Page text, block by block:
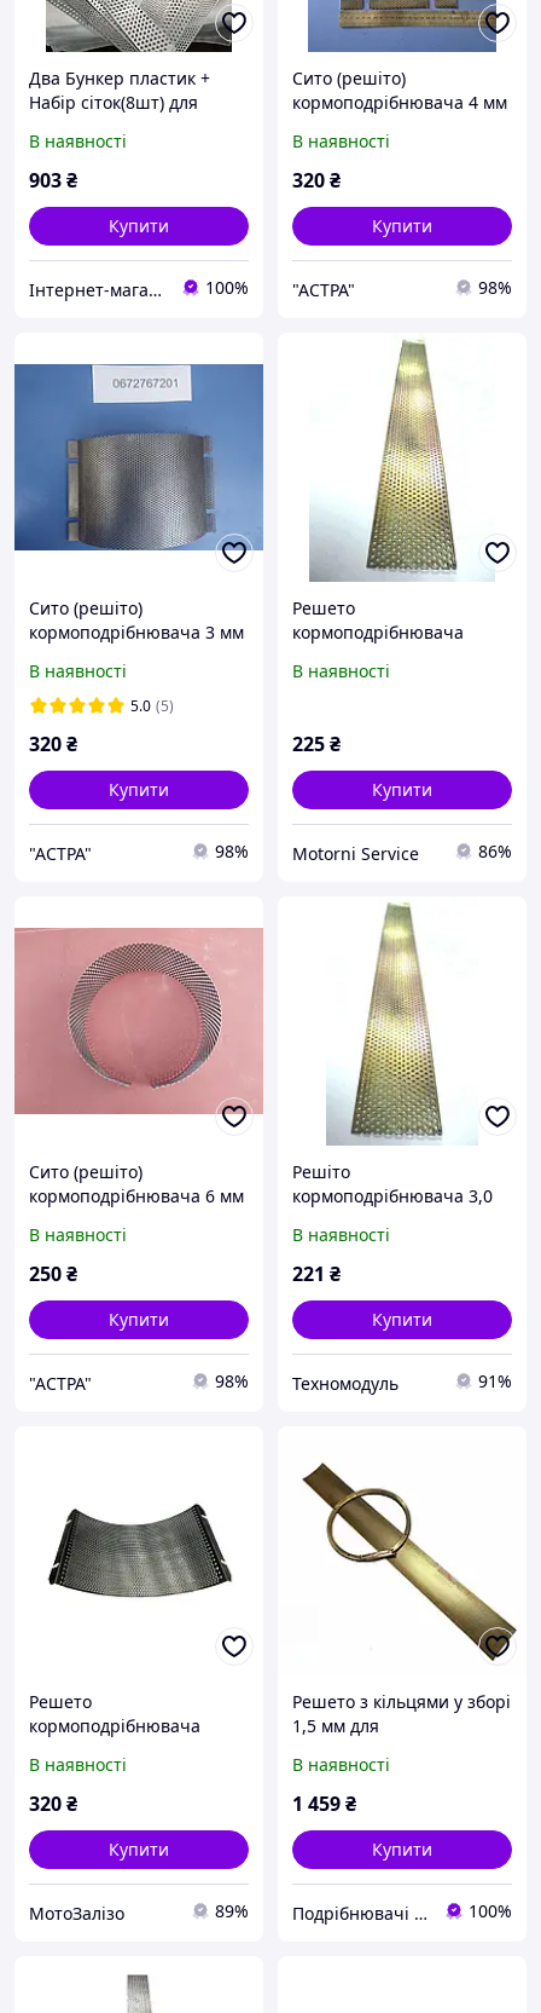
Два Бункер пластик +
Набір сіток(8шт) для
3,4,5,6мм крупорушка
зернодробарка зернові
В наявності
903₴
Купити
Інтернет-магазин "ПрофіРезак" 100%
Сито (решіто)
кормоподрібнювача 4 мм
В наявності
320₴
Купити
"AСТРА" 98%
Сито (решіто)
кормоподрібнювача 3 мм
В наявності
5.0 (5)
320₴
Купити
"AСТРА" 98%
Решето
кормоподрібнювача
В наявності
225₴
Купити
Motorni Service 86%
Сито (решіто)
кормоподрібнювача 6 мм
В наявності
250₴
Купити
"AСТРА" 98%
Решіто
кормоподрібнювача 3,0
В наявності
221 ₴
Купити
Техномодуль 91%
Решето
кормоподрібнювача
В наявності
320₴
Купити
МотоЗалізо 89%
Решето з кільцями у зборі
1,5 мм для
КР-23
В наявності
1 459₴
Купити
Подрібнювачі гілок щепорізи дровоколи Rezak 100%